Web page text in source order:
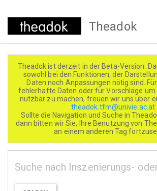
Direkt
Theadok
Theadok ist derzeit in der Beta-Version.
sowohl bei den Funktionen, der
Daten noch Anpassungen nötig sind.
fehlerhafte Daten oder für Vorschläge um
nutzbar zu machen, freuen wir uns über
theadok.tfm@univie.ac.at
Sollte die Navigation und Suche in
dann bitten wir Sie, Ihre Benutzung von
an einem anderen Tag